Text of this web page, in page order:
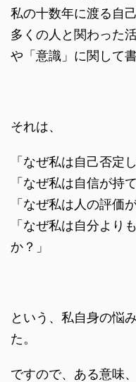
私の十数年に渡る自
多くの人と関わった
や「意識」に関して
それは、
「なぜ私は自己否定
「なぜ私は自信が持
「なぜ私は人の評価
「なぜ私は自分より
か？」
という、私自身の悩
た。
ですので、ある意味、